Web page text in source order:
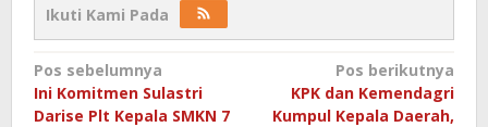
Ikuti Kami Pada
Navigasi
pos
Pos sebelumnya
Ini Komitmen Sulastri
Darise Plt Kepala SMKN 7
Pos berikutnya
KPK dan Kemendagri
Kumpul Kepala Daerah,